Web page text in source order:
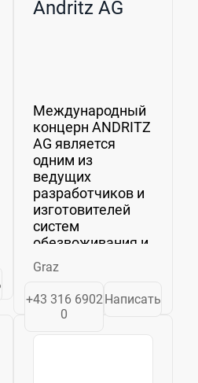
Andritz AG
Mеждународный
концерн ANDRITZ
AG является
одним из
ведущих
разработчиков и
изготовителей
систем
обезвоживания и
фильтрации,
применяемых,
кроме прочего, в
обогащении
полезных
Graz
+43 316 6902
0
Написать